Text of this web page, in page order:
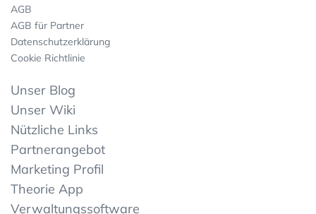
AGB
AGB für Partner
Datenschutzerklärung
Cookie Richtlinie
Unser Blog
Unser Wiki
Nützliche Links
Partnerangebot
Marketing Profil
Theorie App
Verwaltungssoftware